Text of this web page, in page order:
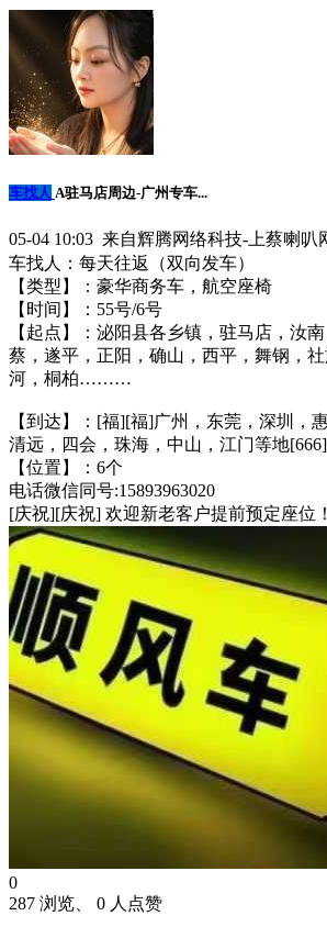
车找人 A驻马店周边-广州专车...
05-04 10:03 来自辉腾网络科技-上蔡喇叭
车找人：每天往返（双向发车）
【类型】：豪华商务车，航空座椅
【时间】：5️5号/6号
【起点】：泌阳县各乡镇，驻马店，汝
蔡，遂平，正阳，确山，西平，舞钢，
河，桐柏………
【到达】：[福][福]广州，东莞，深圳，
清远，四会，珠海，中山，江门等地
【位置】：6个
电话微信同号:15893963020
[庆祝][庆祝] 欢迎新老客户提前预定座位！
0
287 浏览、 0 人点赞